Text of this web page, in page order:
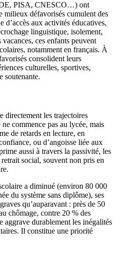
PISA, CNESCO…) ont
milieux défavorisés cumulent des
d’accès aux activités éducatives,
linguistique, isolement,
ces enfants peuvent
notamment en français. À
consolident leurs
culturelles, sportives,
soutenante.
directement les trajectoires
commence pas au lycée, mais
de retards en lecture, en
ou d’angoisse liée aux
aussi à travers la passivité, les
social, souvent non pris en
a diminué (environ 80 000
du système sans diplôme), ses
qu’auparavant : près de 50
chômage, contre 20 % des
aggrave durablement les inégalités
Il constitue une priorité